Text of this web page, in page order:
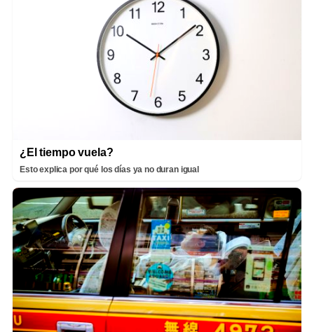
¿El tiempo vuela?
Esto explica por qué los días ya no duran igual